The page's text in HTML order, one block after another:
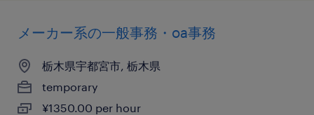
メーカー系の一般事務・oa事務
栃木県宇都宮市, 栃木県
temporary
¥1350.00 per hour